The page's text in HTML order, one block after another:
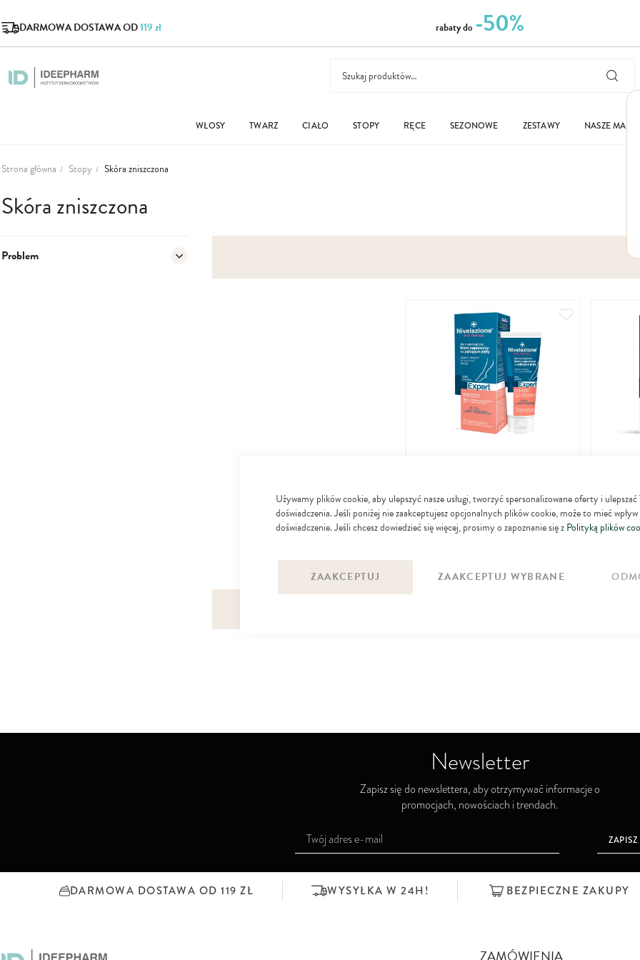
Używamy plików cookie, aby ulepszyć nasze usługi, tworzyć spersonalizowane oferty i ulepszać
doświadczenia. Jeśli poniżej nie zaakceptujesz opcjonalnych plików cookie, może to mieć wpływ
doświadczenie. Jeśli chcesz dowiedzieć się więcej, prosimy o zapoznanie się zPolityką plików
ZAAKCEPTUJ ZAAKCEPTUJ WYBRANE
DARMOWA DOSTAWA OD119 zł rabaty do -50%
WŁOSY TWARZ CIAŁO STOPY RĘCE SEZONOWE ZESTAWY NASZE MARKI
Strona główna Stopy Skóra zniszczona
Skóra zniszczona
pękające pięty 14 39
zł
suchych
Problem
Newsletter
Zapisz się do newslettera, aby otrzymywać informacje o
promocjach, nowościach i trendach.
u
ZAPISZ
DARMOWA DOSTAWA OD 119 ZŁ WYSYŁKA W 24H! BEZPIECZNE ZAKUPY
ZAMÓWIENIA